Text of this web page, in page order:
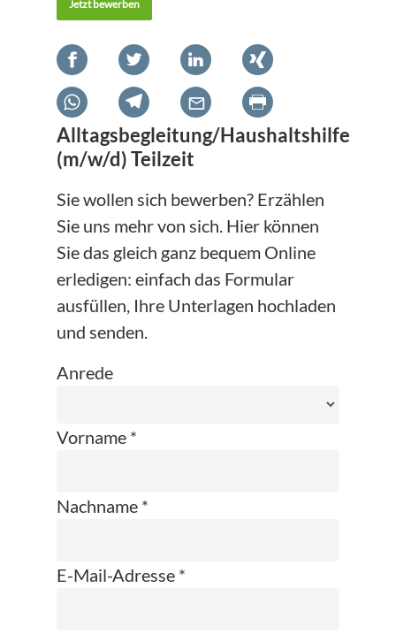
Jetzt bewerben
Alltagsbegleitung/Haushaltshilfe
(m/w/d) Teilzeit
Sie wollen sich bewerben? Erzählen
Sie uns mehr von sich. Hier können
Sie das gleich ganz bequem Online
erledigen: einfach das Formular
ausfüllen, Ihre Unterlagen hochladen
und senden.
Anrede
Vorname *
Nachname *
E-Mail-Adresse *